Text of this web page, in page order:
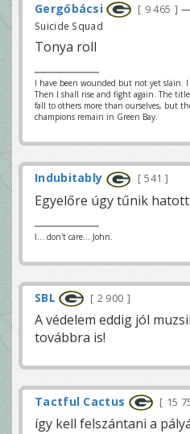
Gergőbácsi 9 465
—
Suicide Squad
Tonya roll
I have been wounded but not yet slain.
Then I shall rise and fight again. The
fall to others more than ourselves, but
champions remain in Green Bay.
Indubitably 541
Egyelőre úgy tűnik
I... don't care... John.
SBL 2 900
A védelem eddig jól
továbbra is!
Tactful Cactus 15
így kell felszántani a